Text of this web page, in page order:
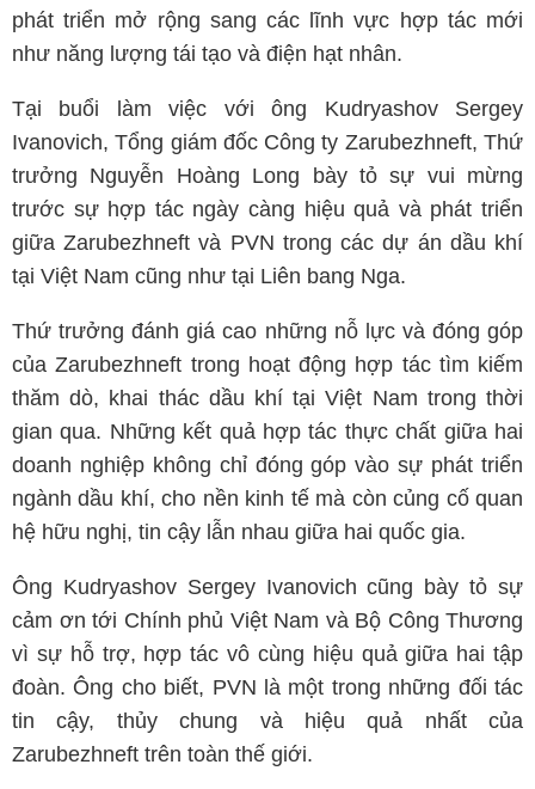
phát triển mở rộng sang các lĩnh vực hợp tác mới
như năng lượng tái tạo và điện hạt nhân.
Tại buổi làm việc với ông Kudryashov Sergey
Ivanovich, Tổng giám đốc Công ty Zarubezhneft, Thứ
trưởng Nguyễn Hoàng Long bày tỏ sự vui mừng
trước sự hợp tác ngày càng hiệu quả và phát triển
giữa Zarubezhneft và PVN trong các dự án dầu khí
tại Việt Nam cũng như tại Liên bang Nga.
Thứ trưởng đánh giá cao những nỗ lực và đóng góp
của Zarubezhneft trong hoạt động hợp tác tìm kiếm
thăm dò, khai thác dầu khí tại Việt Nam trong thời
gian qua. Những kết quả hợp tác thực chất giữa hai
doanh nghiệp không chỉ đóng góp vào sự phát triển
ngành dầu khí, cho nền kinh tế mà còn củng cố quan
hệ hữu nghị, tin cậy lẫn nhau giữa hai quốc gia.
Ông Kudryashov Sergey Ivanovich cũng bày tỏ sự
cảm ơn tới Chính phủ Việt Nam và Bộ Công Thương
vì sự hỗ trợ, hợp tác vô cùng hiệu quả giữa hai tập
đoàn. Ông cho biết, PVN là một trong những đối tác
tin cậy, thủy chung và hiệu quả nhất của
Zarubezhneft trên toàn thế giới.